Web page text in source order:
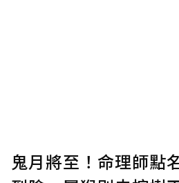
鬼月將至！命理師點